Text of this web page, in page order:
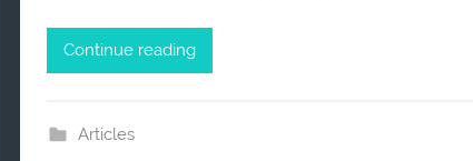
Continue reading
Articles